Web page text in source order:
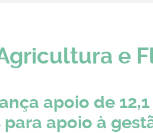
e
apoio de
para apoio à